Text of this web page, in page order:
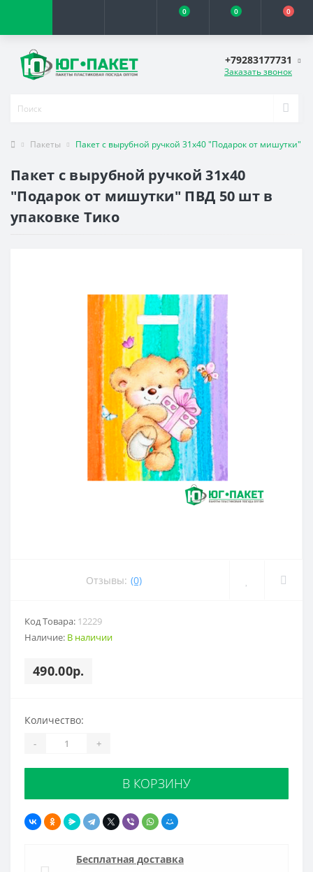
0 0 0
+79283177731
Заказать звонок
Пакеты Пакет с вырубной ручкой 31х40 "Подарок от мишутки"
Пакет с вырубной ручкой 31х40
"Подарок от мишутки" ПВД 50 шт в
упаковке Тико
Отзывы: (0)
Код Товара: 12229
Наличие: В наличии
490.00р.
Количество:
- +
В КОРЗИНУ
Бесплатная доставка